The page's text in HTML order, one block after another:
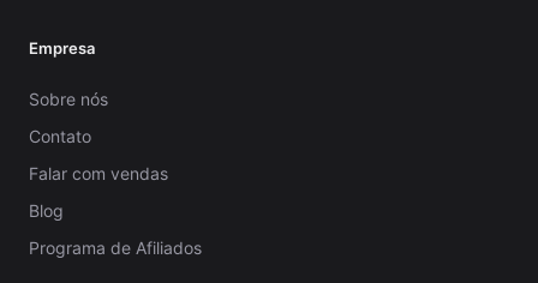
Empresa
Sobre nós
Contato
Falar com vendas
Blog
Programa de Afiliados